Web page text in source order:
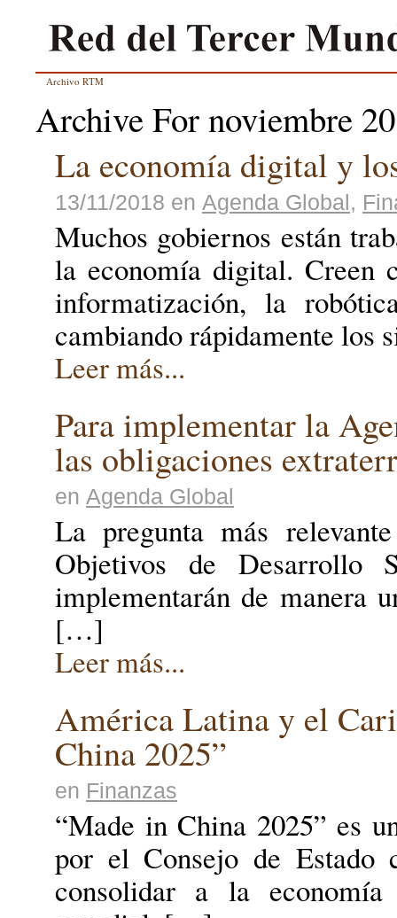
Archivo RTM
Archive For noviembre
La economía digital y
13/11/2018 en Agenda Global ,
Muchos gobiernos están
la economía digital. Creen
informatización, la
cambiando rápidamente
Leer más...
Para implementar la
las obligaciones
en Agenda Global
La pregunta más
Objetivos de Desarrollo
implementarán de manera
[…]
Leer más...
América Latina y el
China 2025”
en Finanzas
“Made in China 2025” es
por el Consejo de Estado
consolidar a la economía